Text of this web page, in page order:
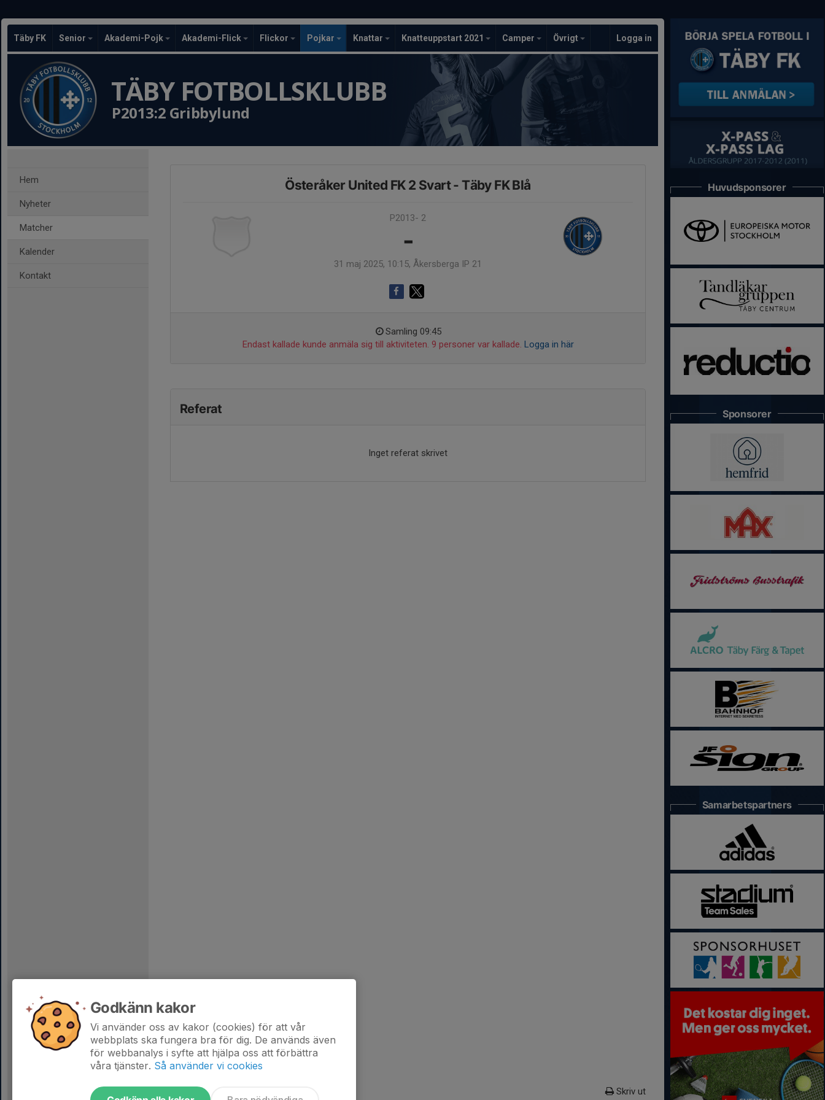
Täby FK Senior Akademi-Pojk Akademi-Flick Flickor Pojkar Knattar Knatteuppstart 2021 Camper Övrigt Logga in
TÄBY FOTBOLLSKLUBB
P2013:2 Gribbylund
Hem
Nyheter
Matcher
Kalender
Kontakt
Österåker United FK 2 Svart - Täby FK Blå
P2013- 2
-
31 maj 2025, 10:15, Åkersberga IP 21
Samling 09:45
Endast kallade kunde anmäla sig till aktiviteten. 9 personer var kallade. Logga in här
Referat
Inget referat skrivet
Skriv ut
Huvudsponsorer
Sponsorer
Samarbetspartners
Godkänn kakor
Vi använder oss av kakor (cookies) för att vår
webbplats ska fungera bra för dig. De används även
för webbanalys i syfte att hjälpa oss att förbättra
våra tjänster. Så använder vi cookies